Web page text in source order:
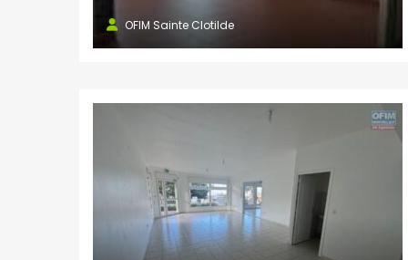
OFIM Sainte Clotilde
SAINT PAUL Réunion
0262 45 13 48
0262 45 43 51
stpaul@ofim.fr